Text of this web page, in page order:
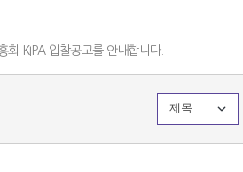
회 KIPA 입찰공고를 안내합니다.
제목